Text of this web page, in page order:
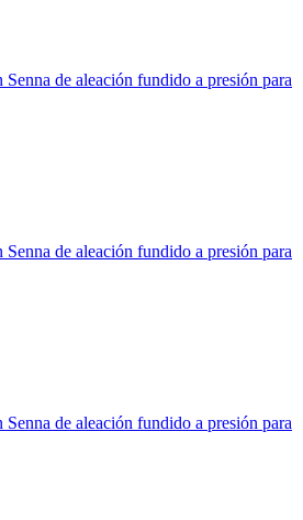
de aleación fundido a presión para
de aleación fundido a presión para
de aleación fundido a presión para